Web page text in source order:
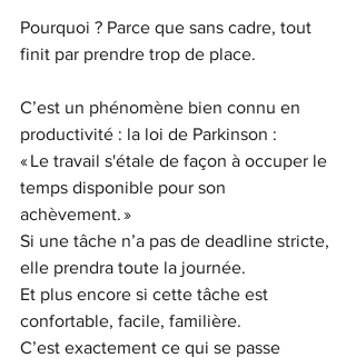
Pourquoi ? Parce que sans cadre, tout
finit par prendre trop de place.
C’est un phénomène bien connu en
productivité : la loi de Parkinson :
« Le travail s'étale de façon à occuper le
temps disponible pour son
achèvement. »
Si une tâche n’a pas de deadline stricte,
elle prendra toute la journée.
Et plus encore si cette tâche est
confortable, facile, familière.
C’est exactement ce qui se passe